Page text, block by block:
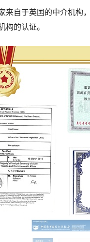
自于英国的中介机构
的认证。